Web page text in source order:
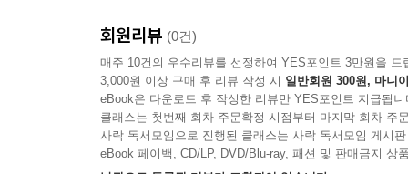
회원리뷰 (0건)
매주 10건의 우수리뷰를 선정하여 YES포인트 3만원을 드
3,000원 이상 구매 후 리뷰 작성 시 일반회원 300원, 마니
eBook은 다운로드 후 작성한 리뷰만 YES포인트 지급됩니
클래스는 첫번째 회차 주문확정 시점부터 마지막 회차 주
사락 독서모임으로 진행된 클래스는 사락 독서모임 게시
eBook 페이백, CD/LP, DVD/Blu-ray, 패션 및 판매금지 상